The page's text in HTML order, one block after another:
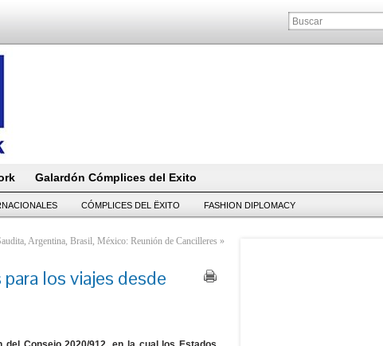
Galardón Cómplices del Exito
CÓMPLICES DEL ËXITO FASHION DIPLOMACY
Argentina, Brasil, México: Reunión de Cancilleres »
los viajes desde